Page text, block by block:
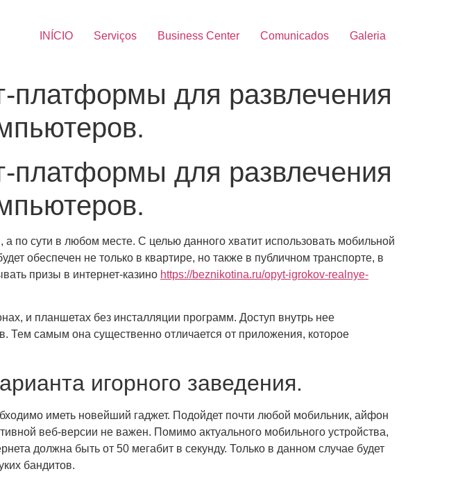
INÍCIO Serviços Business Center Comunicados Galeria
платформы для развлечения
платформы для развлечения
по сути в любом месте. С целью данного хватит использовать мобильной
обеспечен не только в квартире, но также в публичном транспорте, в
призы в интернет-казино https://beznikotina.ru/opyt-igrokov-realnye-
и планшетах без инсталляции программ. Доступ внутрь нее
Тем самым она существенно отличается от приложения, которое
игорного заведения.
иметь новейший гаджет. Подойдет почти любой мобильник, айфон
веб-версии не важен. Помимо актуального мобильного устройства,
должна быть от 50 мегабит в секунду. Только в данном случае будет
бандитов.